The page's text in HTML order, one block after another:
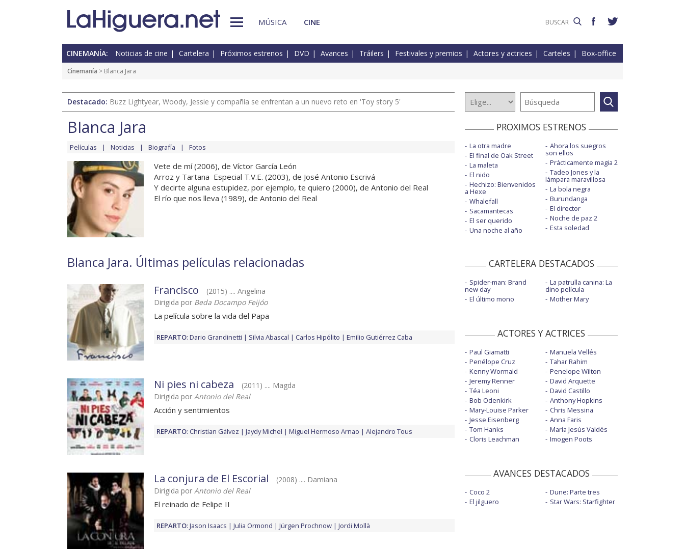
MÚSICA CINE
CINEMANÍA: Noticias de cine Cartelera Próximos estrenos DVD Avances Tráilers Festivales y premios Actores y actrices Carteles Box-office
Cinemanía > Blanca Jara
Destacado: Buzz Lightyear, Woody, Jessie y compañía se enfrentan a un nuevo reto en 'Toy story 5'
Blanca Jara
Películas Noticias Biografía Fotos
Vete de mí (2006), de Víctor García León
Arroz y Tartana  Especial T.V.E. (2003), de José Antonio Escrivá
Y decirte alguna estupidez, por ejemplo, te quiero (2000), de Antonio del Real
El río que nos lleva (1989), de Antonio del Real
Blanca Jara. Últimas películas relacionadas
Francisco
(2015) .... Angelina
Dirigida por Beda Docampo Feijóo
La película sobre la vida del Papa
REPARTO: Dario Grandinetti Silvia Abascal Carlos Hipólito Emilio Gutiérrez Caba
Ni pies ni cabeza
(2011) .... Magda
Dirigida por Antonio del Real
Acción y sentimientos
REPARTO: Christian Gálvez Jaydy Michel Miguel Hermoso Arnao Alejandro Tous
La conjura de El Escorial
(2008) .... Damiana
Dirigida por Antonio del Real
El reinado de Felipe II
REPARTO: Jason Isaacs Julia Ormond Jürgen Prochnow Jordi Mollà
PROXIMOS ESTRENOS
La otra madre
El final de Oak Street
La maleta
El nido
Hechizo: Bienvenidos
a Hexe
Whalefall
Sacamantecas
El ser querido
Una noche al año
Ahora los suegros
son ellos
Prácticamente magia 2
Tadeo Jones y la
lámpara maravillosa
La bola negra
Burundanga
El director
Noche de paz 2
Esta soledad
CARTELERA DESTACADOS
Spider-man: Brand
new day
El último mono
La patrulla canina: La
dino película
Mother Mary
ACTORES Y ACTRICES
Paul Giamatti
Penélope Cruz
Kenny Wormald
Jeremy Renner
Téa Leoni
Bob Odenkirk
Mary-Louise Parker
Jesse Eisenberg
Tom Hanks
Cloris Leachman
Manuela Vellés
Tahar Rahim
Penelope Wilton
David Arquette
David Castillo
Anthony Hopkins
Chris Messina
Anna Faris
María Jesús Valdés
Imogen Poots
AVANCES DESTACADOS
Coco 2
El jilguero
Dune: Parte tres
Star Wars: Starfighter